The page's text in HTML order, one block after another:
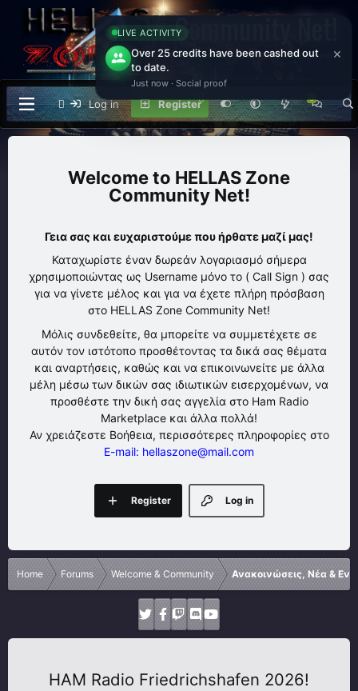
Community Net!
Welcome to Ham Radio Community Forum Enjoy your
Stay!
Log in Register
HELLAS Zone
Community Net!
Γεια σας και ευχαριστούμε που ήρθατε μαζί μας!
Καταχωρίστε έναν δωρεάν λογαριασμό σήμερα
χρησιμοποιώντας ως Username μόνο το ( Call Sign ) σας
για να γίνετε μέλος και για να έχετε πλήρη πρόσβαση
στο HELLAS Zone Community Net!
Μόλις συνδεθείτε, θα μπορείτε να συμμετέχετε σε
αυτόν τον ιστότοπο προσθέτοντας τα δικά σας θέματα
και αναρτήσεις, καθώς και να επικοινωνείτε με άλλα
μέλη μέσω των δικών σας ιδιωτικών εισερχομένων, να
προσθέστε την δική σας αγγελία στο Ham Radio
Marketplace και άλλα πολλά!
Αν χρειάζεστε Βοήθεια, περισσότερες πληροφορίες στο
E-mail: hellaszone@mail.com
Log in
Register
Home Forums Welcome & Community Ανακοινώσεις, Νέα &
HAM Radio Friedrichshafen 2026!
LIVE ACTIVITY
Over 25 credits have been cashed out
to date.
Just now · Social proof
×